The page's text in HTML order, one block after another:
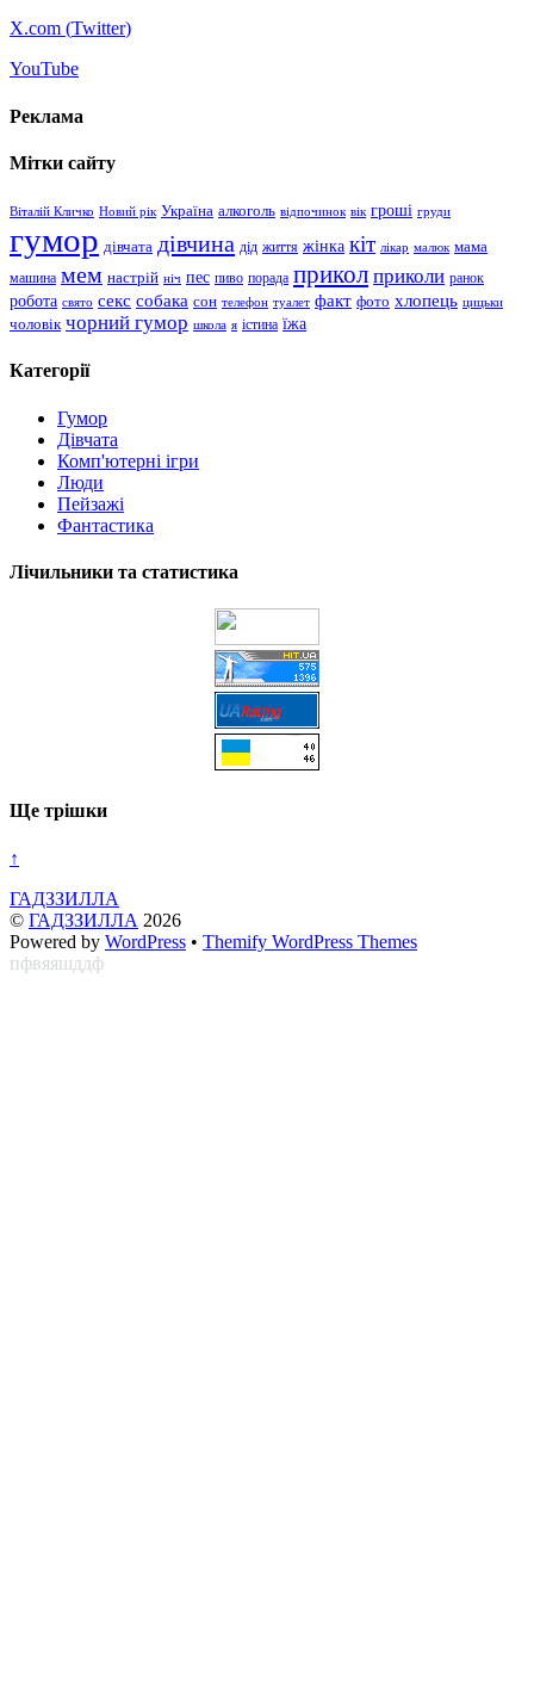
X.com (Twitter)
YouTube
Реклама
Мітки сайту
Віталій Кличко Новий рік Україна алкоголь відпочинок вік гроші груди
гумор дівчата дівчина дід життя жінка кіт лікар малюк мама
машина мем настрій ніч пес пиво порада прикол приколи ранок
робота свято секс собака сон телефон туалет факт фото хлопець цицьки
чоловік чорний гумор школа я істина їжа
Категорії
Гумор
Дівчата
Комп'ютерні ігри
Люди
Пейзажі
Фантастика
Лічильники та статистика
Ще трішки
↑
ГАДЗЗИЛЛА
© ГАДЗЗИЛЛА 2026
Powered by WordPress • Themify WordPress Themes
пфвяяшддф